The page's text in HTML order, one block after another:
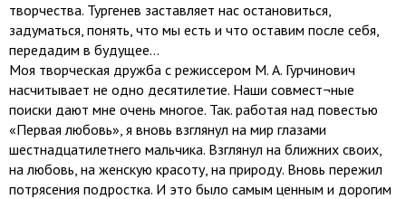
творчества. Тургенев заставляет нас остановиться,
задуматься, понять, что мы есть и что оставим после себя,
передадим в будущее...
Моя творческая дружба с режиссером М. А. Гурчинович
насчитывает не одно десятилетие. Наши совмест¬ные
поиски дают мне очень многое. Так. работая над повестью
«Первая любовь», я вновь взглянул на мир глазами
шестнадцатилетнего мальчика. Взглянул на ближних своих,
на любовь, на женскую красоту, на природу. Вновь пережил
потрясения подростка. И это было самым ценным и дорогим